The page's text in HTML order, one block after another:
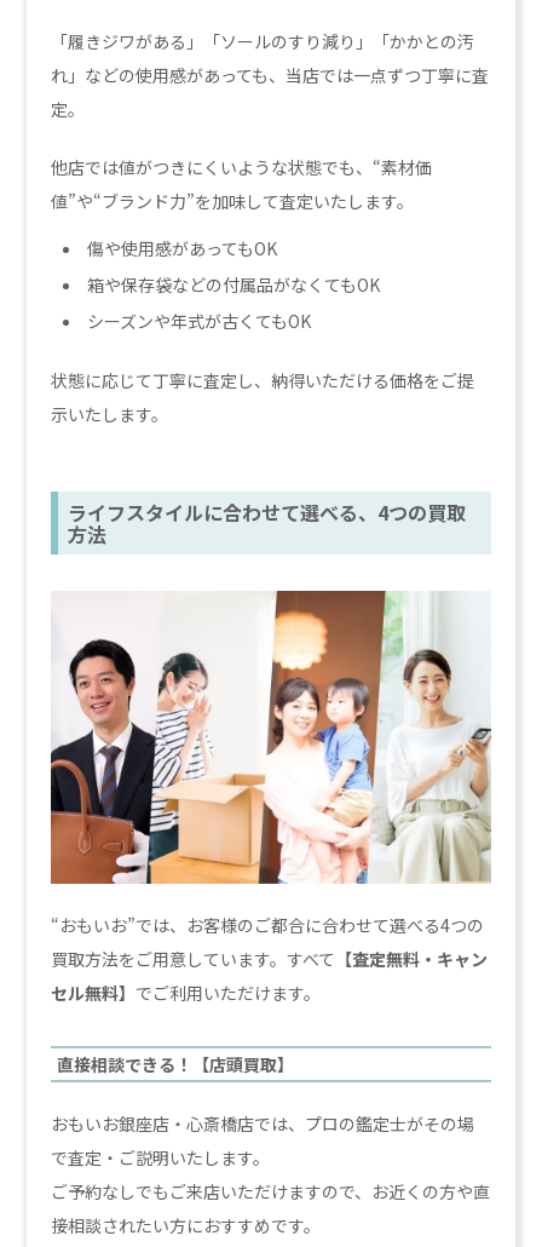
「履きジワがある」「ソールのすり減り」「かかとの汚
れ」などの使用感があっても、当店では一点ずつ丁寧に査
定。
他店では値がつきにくいような状態でも、“素材価
値”や“ブランド力”を加味して査定いたします。
傷や使用感があってもOK
箱や保存袋などの付属品がなくてもOK
シーズンや年式が古くてもOK
状態に応じて丁寧に査定し、納得いただける価格をご提
示いたします。
ライフスタイルに合わせて選べる、4つの買取
方法
“おもいお”では、お客様のご都合に合わせて選べる4つの
買取方法をご用意しています。すべて 【査定無料・キャン
セル無料】 でご利用いただけます。
直接相談できる！【店頭買取】
おもいお銀座店・心斎橋店では、プロの鑑定士がその場
で査定・ご説明いたします。
ご予約なしでもご来店いただけますので、お近くの方や直
接相談されたい方におすすめです。